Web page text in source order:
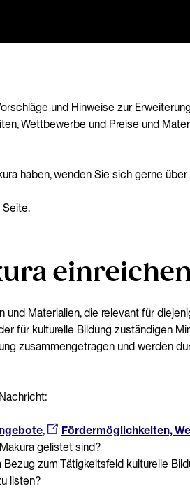
und Hinweise zur
Wettbewerbe und Preise und
haben, wenden Sie sich gerne über
Materialien, die relevant für
für kulturelle Bildung zuständigen
zusammengetragen und werden
, Fördermöglichkeiten,
gelistet sind?
zum Tätigkeitsfeld kulturelle
listen?